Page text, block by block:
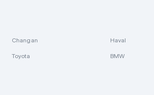
Changan Haval
Toyota BMW